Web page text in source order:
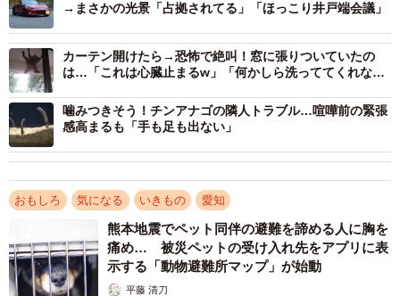
モンキーセンター→まさかの光景「占拠されてる」「ほっこり井戸端会議」
カーテン開けたら→恐怖で絶叫！窓に張りついていたの
は…「これは心臓止まるw」「何かしら洗っててくれない
噛みつきそう！チンアナゴの隣人トラブル…喧嘩前の緊張
感高まるも「手も足も出ない」
おもしろ 気になる いきもの 愛知
熊本地震でペット同伴の避難を諦める人に胸を
痛め… 被災ペットの受け入れ先をアプリに表
示する「動物避難所マップ」が始動
平藤 清刀